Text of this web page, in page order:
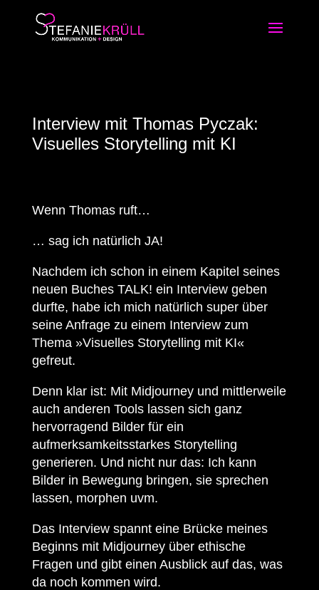
Interview mit Thomas Pyczak:
Visuelles Storytelling mit KI
Wenn Thomas ruft…
… sag ich natürlich JA!
Nachdem ich schon in einem Kapitel seines
neuen Buches TALK! ein Interview geben
durfte, habe ich mich natürlich super über
seine Anfrage zu einem Interview zum
Thema »Visuelles Storytelling mit KI«
gefreut.
Denn klar ist: Mit Midjourney und mittlerweile
auch anderen Tools lassen sich ganz
hervorragend Bilder für ein
aufmerksamkeitsstarkes Storytelling
generieren. Und nicht nur das: Ich kann
Bilder in Bewegung bringen, sie sprechen
lassen, morphen uvm.
Das Interview spannt eine Brücke meines
Beginns mit Midjourney über ethische
Fragen und gibt einen Ausblick auf das, was
da noch kommen wird.